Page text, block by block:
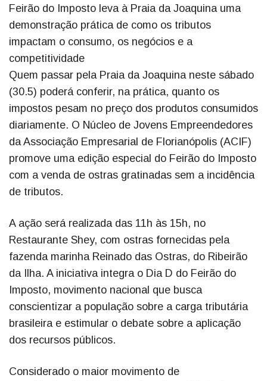
Feirão do Imposto leva à Praia da Joaquina uma
demonstração prática de como os tributos
impactam o consumo, os negócios e a
competitividade
Quem passar pela Praia da Joaquina neste sábado
(30.5) poderá conferir, na prática, quanto os
impostos pesam no preço dos produtos consumidos
diariamente. O Núcleo de Jovens Empreendedores
da Associação Empresarial de Florianópolis (ACIF)
promove uma edição especial do Feirão do Imposto
com a venda de ostras gratinadas sem a incidência
de tributos.
A ação será realizada das 11h às 15h, no
Restaurante Shey, com ostras fornecidas pela
fazenda marinha Reinado das Ostras, do Ribeirão
da Ilha. A iniciativa integra o Dia D do Feirão do
Imposto, movimento nacional que busca
conscientizar a população sobre a carga tributária
brasileira e estimular o debate sobre a aplicação
dos recursos públicos.
Considerado o maior movimento de